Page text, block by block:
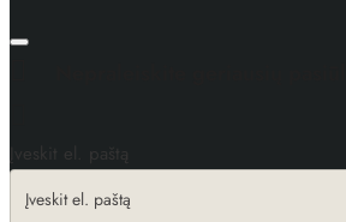
Įveskit el. paštą